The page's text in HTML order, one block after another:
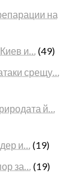
на
и… (49)
срещу…
й…
и… (19)
за… (19)